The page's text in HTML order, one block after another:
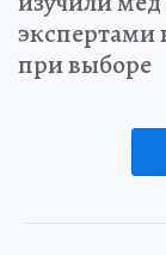
экспертами
при выборе